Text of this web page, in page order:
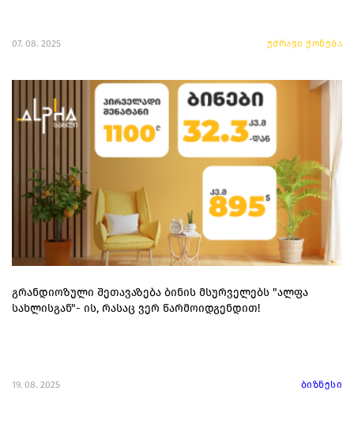
07. 08. 2025 უძრავი ქონება
გრანდიოზული შეთავაზება ბინის მსურველებს "ალფა
სახლისგან"- ის, რასაც ვერ წარმოიდგენდით!
19. 08. 2025 ბიზნესი